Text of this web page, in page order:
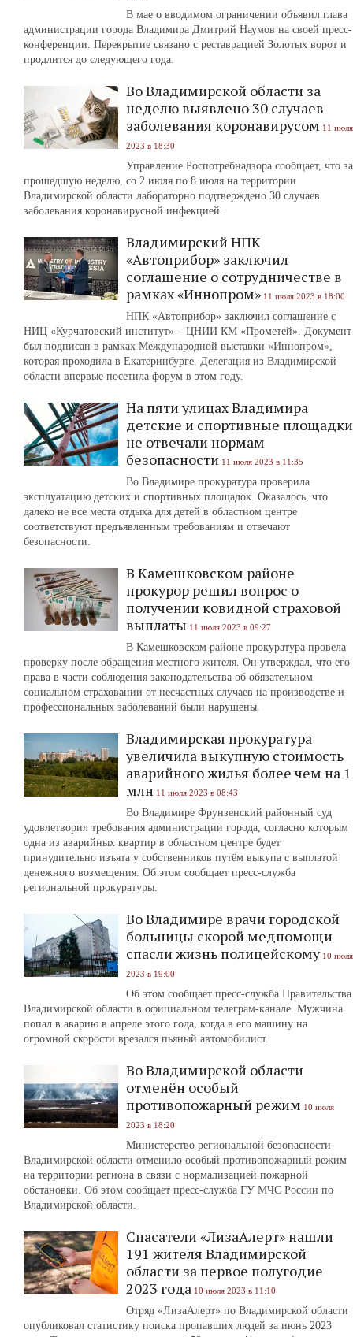
В мае о вводимом ограничении объявил глава
администрации города Владимира Дмитрий Наумов на своей пресс-
конференции. Перекрытие связано с реставрацией Золотых ворот и
продлится до следующего года.
Во Владимирской области за
неделю выявлено 30 случаев
заболевания коронавирусом 11 июля
2023 в 18:30
Управление Роспотребнадзора сообщает, что за
прошедшую неделю, со 2 июля по 8 июля на территории
Владимирской области лабораторно подтверждено 30 случаев
заболевания коронавирусной инфекцией.
Владимирский НПК
«Автоприбор» заключил
соглашение о сотрудничестве в
рамках «Иннопром» 11 июля 2023 в 18:00
НПК «Автоприбор» заключил соглашение с
НИЦ «Курчатовский институт» – ЦНИИ КМ «Прометей». Документ
был подписан в рамках Международной выставки «Иннопром»,
которая проходила в Екатеринбурге. Делегация из Владимирской
области впервые посетила форум в этом году.
На пяти улицах Владимира
детские и спортивные площадки
не отвечали нормам
безопасности 11 июля 2023 в 11:35
Во Владимире прокуратура проверила
эксплуатацию детских и спортивных площадок. Оказалось, что
далеко не все места отдыха для детей в областном центре
соответствуют предъявленным требованиям и отвечают
безопасности.
В Камешковском районе
прокурор решил вопрос о
получении ковидной страховой
выплаты 11 июля 2023 в 09:27
В Камешковском районе прокуратура провела
проверку после обращения местного жителя. Он утверждал, что его
права в части соблюдения законодательства об обязательном
социальном страховании от несчастных случаев на производстве и
профессиональных заболеваний были нарушены.
Владимирская прокуратура
увеличила выкупную стоимость
аварийного жилья более чем на 1
млн 11 июля 2023 в 08:43
Во Владимире Фрунзенский районный суд
удовлетворил требования администрации города, согласно которым
одна из аварийных квартир в областном центре будет
принудительно изъята у собственников путём выкупа с выплатой
денежного возмещения. Об этом сообщает пресс-служба
региональной прокуратуры.
Во Владимире врачи городской
больницы скорой медпомощи
спасли жизнь полицейскому 10 июля
2023 в 19:00
Об этом сообщает пресс-служба Правительства
Владимирской области в официальном телеграм-канале. Мужчина
попал в аварию в апреле этого года, когда в его машину на
огромной скорости врезался пьяный автомобилист.
Во Владимирской области
отменён особый
противопожарный режим 10 июля
2023 в 18:20
Министерство региональной безопасности
Владимирской области отменило особый противопожарный режим
на территории региона в связи с нормализацией пожарной
обстановки. Об этом сообщает пресс-служба ГУ МЧС России по
Владимирской области.
Спасатели «ЛизаАлерт» нашли
191 жителя Владимирской
области за первое полугодие
2023 года 10 июля 2023 в 11:10
Отряд «ЛизаАлерт» по Владимирской области
опубликовал статистику поиска пропавших людей за июнь 2023